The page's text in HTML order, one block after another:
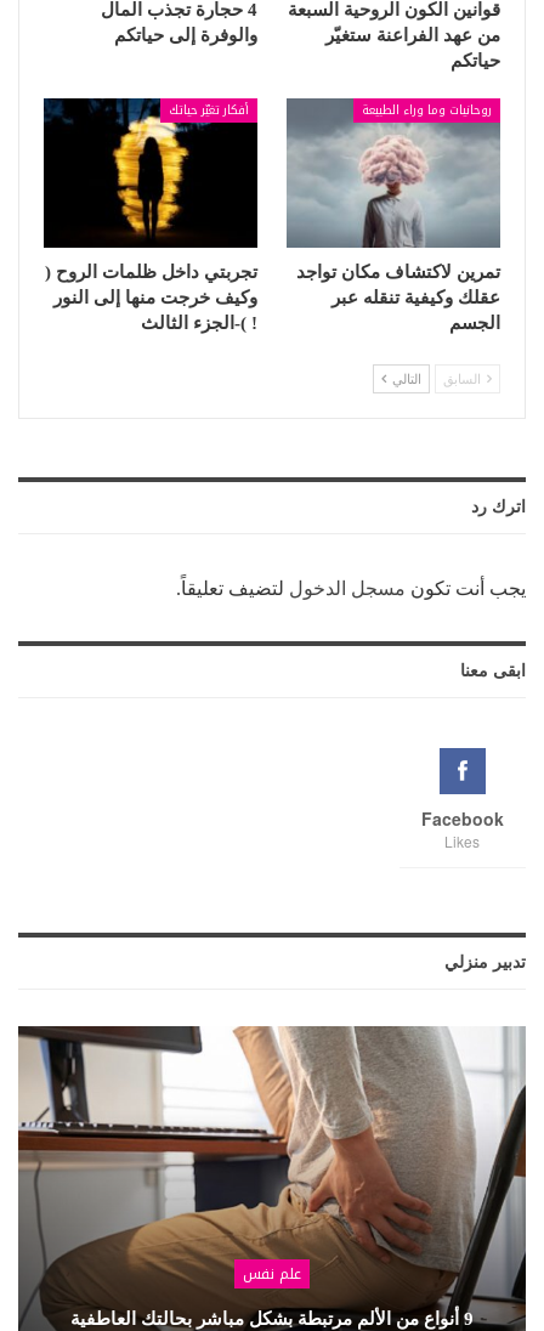
قوانين الكون الروحية السبعة
من عهد الفراعنة ستغيّر
حياتكم
4 حجارة تجذب المال
والوفرة إلى حياتكم
روحانيات وما وراء الطبيعة
تمرين لاكتشاف مكان تواجد
عقلك وكيفية تنقله عبر
الجسم
أفكار تغيّر حياتك
تجربتي داخل ظلمات الروح (
وكيف خرجت منها إلى النور
! )-الجزء الثالث
السابق التالي
اترك رد
يجب أنت تكون مسجل الدخول لتضيف تعليقاً.
ابقى معنا
Facebook
Likes
تدبير منزلي
علم نفس
9 أنواع من الألم مرتبطة بشكل مباشر بحالتك العاطفية